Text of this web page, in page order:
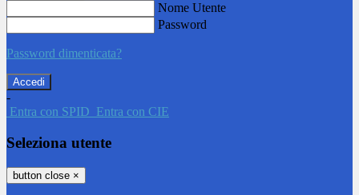
Nome Utente
Password
Password dimenticata?
-
Entra con SPID Entra con CIE
Seleziona utente
button close ×